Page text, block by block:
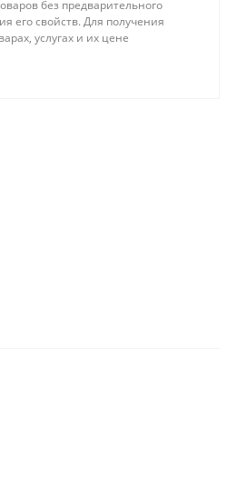
без предварительного
его свойств. Для получения
услугах и их цене